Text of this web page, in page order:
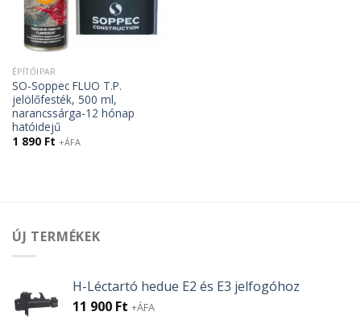
ÉPÍTŐIPAR
SO-Soppec FLUO T.P.
jelölőfesték, 500 ml,
narancssárga-12 hónap
hatóidejű
1 890 Ft +ÁFA
ÚJ TERMÉKEK
H-Léctartó hedue E2 és E3 jelfogóhoz
11 900 Ft +ÁFA